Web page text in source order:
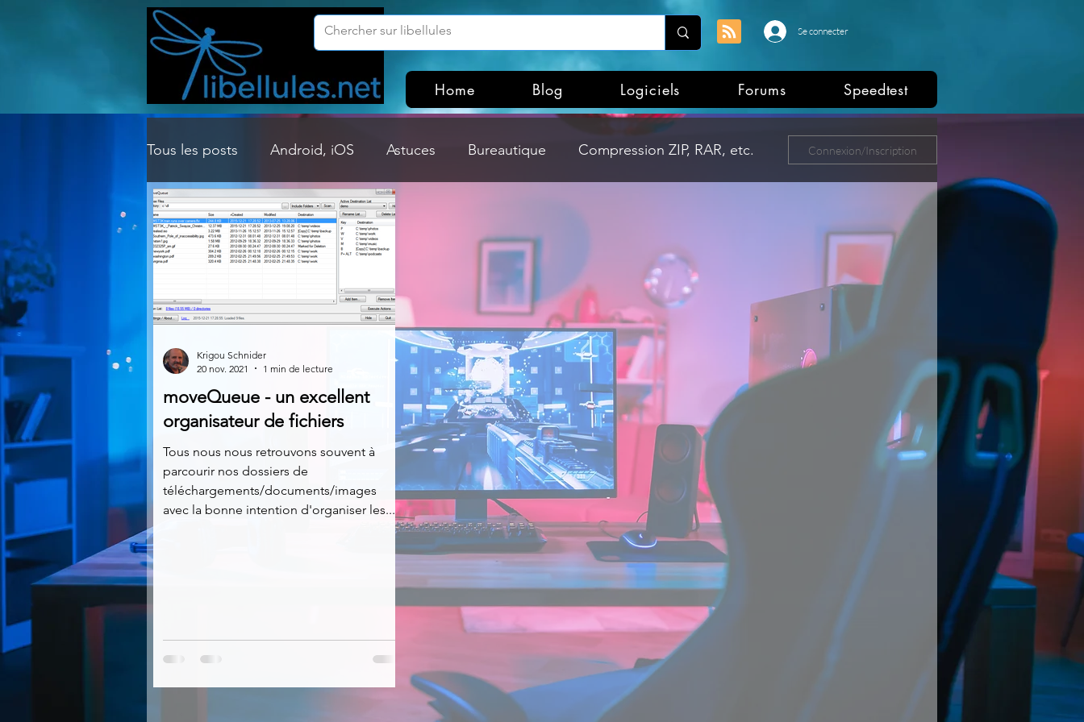
Se connecter
Home Blog Logiciels Forums Speedtest
Tous les posts Android, iOS Astuces Bureautique Compression ZIP, RAR, etc.
Customisation Windows Divers
Internet
Linux Loisir et divertissement Mises à jour
Multimedia Navigateurs News Nirsoft Occupation disque
Photographie Réseaux Réseaux sociaux Sécurité Services en ligne
Logiciels les plus recherchés
Connexion/Inscription
moveQueue - un excellent
organisateur de fichiers
Tous nous nous retrouvons souvent à
parcourir nos dossiers de
téléchargements/documents/images
avec la bonne intention d'organiser les...
Krigou Schnider
20 nov. 2021
1 min de lecture